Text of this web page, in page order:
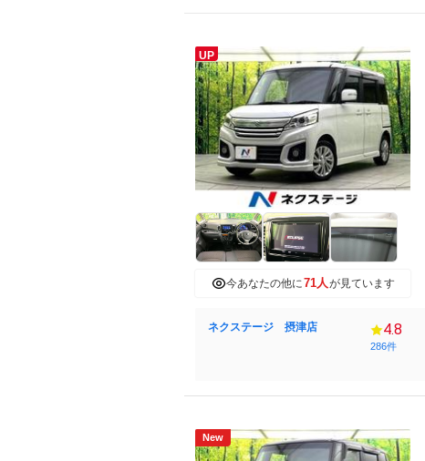
UP
今あなたの他に71人が見ています
ネクステージ 摂津店 4.8
286件
New